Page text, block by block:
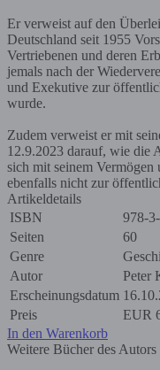
Er verweist auf den
Deutschland seit 1955
Vertriebenen und deren
jemals nach der
und Exekutive zur
wurde.
Zudem verweist er mit
12.9.2023 darauf, wie die
sich mit seinem Vermögen
ebenfalls nicht zur
Artikeldetails
ISBN
978-
Seiten
60
Genre
Autor
Peter
Erscheinungsdatum
Preis
EUR
In den Warenkorb
Weitere Bücher des Autors